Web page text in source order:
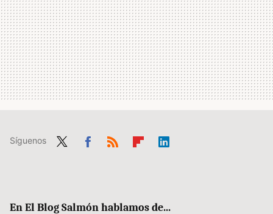
Síguenos
En El Blog Salmón hablamos de...